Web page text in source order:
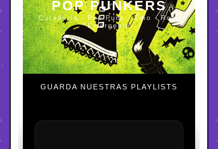
POP PUNKERS
Curaduría · Pop Punk · Emo · Rock
Emergente
GUARDA NUESTRAS PLAYLISTS